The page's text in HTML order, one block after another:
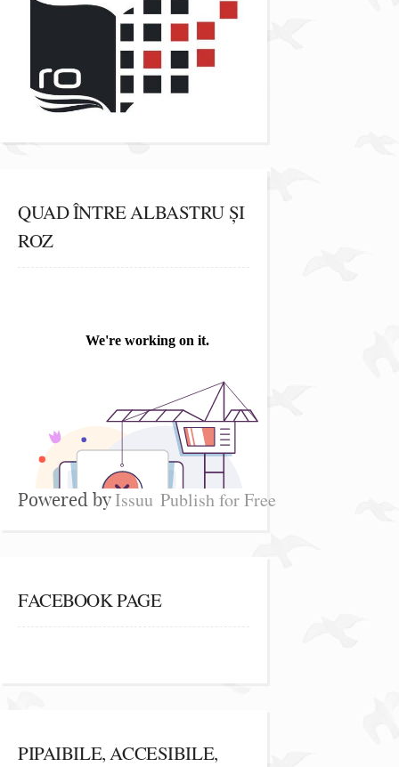
QUAD ÎNTRE ALBASTRU ȘI
ROZ
Powered byIssuu Publish for Free
FACEBOOK PAGE
PIPAIBILE, ACCESIBILE,